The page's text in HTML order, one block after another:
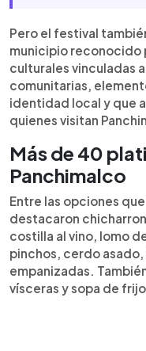
Pero el festival
municipio reconocido
culturales vinculadas
comunitarias,
identidad local y que
quienes visitan
Más de 40
Panchimalco
Entre las opciones
destacaron
costilla al vino, lomo
pinchos, cerdo
empanizadas.
vísceras y sopa de